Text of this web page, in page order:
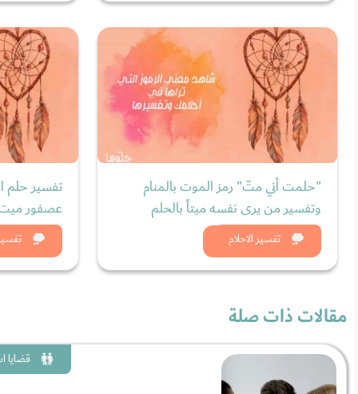
تفسير الاحلام
"حلمت أني متّ" رمز الموت بالمنام
وتفسير من يرى نفسه ميتاً بالحلم
شاهد الان
تفسير حلم
عصفور
مقالات ذات صلة
قضايا